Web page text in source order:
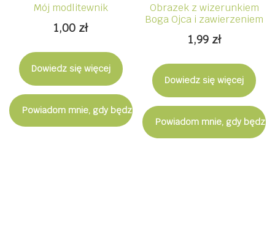
Mój modlitewnik
1,00 zł
Dowiedz się więcej
Powiadom mnie, gdy będzie dostępny
Obrazek z wizerunkiem
Boga Ojca i zawierzeniem
1,99 zł
Dowiedz się więcej
Powiadom mnie, gdy